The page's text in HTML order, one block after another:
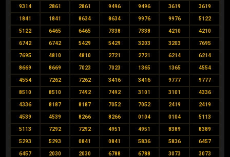
9314 2861 2861 9496 9496 3619 3619
1841 1841 8634 8634 9976 9976 5122
5122 6465 6465 7338 7338 4210 4210
6742 6742 5429 5429 3203 3203 7695
7695 4810 4810 2721 2721 6214 6214
8669 8669 7023 7023 1365 1365 4554
4554 7262 7262 3416 3416 9777 9777
8510 8510 7492 7492 3101 3101 4336
4336 8187 8187 7052 7052 2419 2419
4539 4539 8266 8266 0104 0104 5113
5113 7292 7292 4951 4951 8389 8389
5293 5293 0841 0841 5836 5836 6457
6457 2030 2030 6788 6788 3073 3073